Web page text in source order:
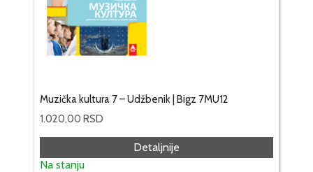
Muzička kultura 7 – Udžbenik | Bigz 7MU12
1.020,00 RSD
Detaljnije
Na stanju